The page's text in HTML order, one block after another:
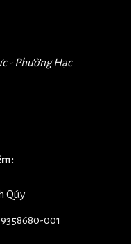
- Phường Hạc
Qúy
001